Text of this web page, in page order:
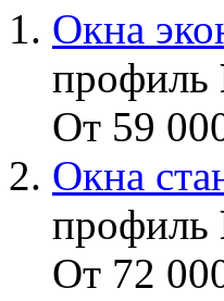
Окна
профиль
От 59
Окна
профиль
От 72